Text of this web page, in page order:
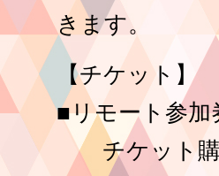
きます。
【チケット】
■リモート参加
チケット購